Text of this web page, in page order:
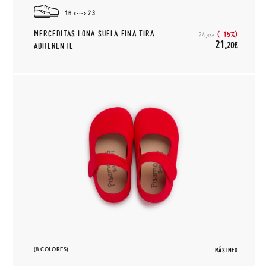
16 23
MERCEDITAS LONA SUELA FINA TIRA
ADHERENTE
24,95€ (-15%)
21,20€
(8 COLORES) MÁS INFO